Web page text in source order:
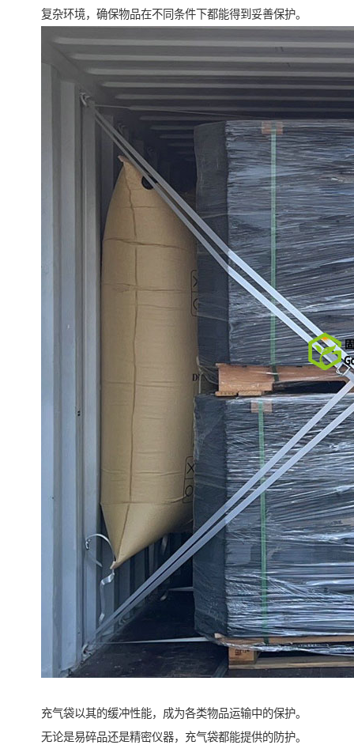
复杂环境，确保物品在不同条件下都能得到妥善保护。
充气袋以其的缓冲性能，成为各类物品运输中的保护。
无论是易碎品还是精密仪器，充气袋都能提供的防护。